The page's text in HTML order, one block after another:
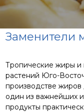
Заменители
Тропические жиры и
растений Юго-
производстве
один из важнейших
продукты